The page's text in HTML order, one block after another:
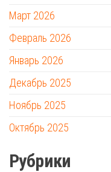
Март 2026
Февраль 2026
Январь 2026
Декабрь 2025
Ноябрь 2025
Октябрь 2025
Рубрики